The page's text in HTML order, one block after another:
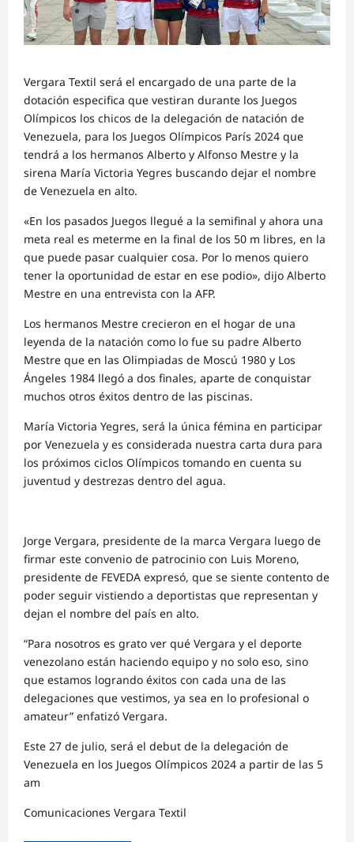
Vergara Textil será el encargado de una parte de la
dotación especifica que vestiran durante los Juegos
Olímpicos los chicos de la delegación de natación de
Venezuela, para los Juegos Olímpicos París 2024 que
tendrá a los hermanos Alberto y Alfonso Mestre y la
sirena María Victoria Yegres buscando dejar el nombre
de Venezuela en alto.
«En los pasados Juegos llegué a la semifinal y ahora una
meta real es meterme en la final de los 50 m libres, en la
que puede pasar cualquier cosa. Por lo menos quiero
tener la oportunidad de estar en ese podio», dijo Alberto
Mestre en una entrevista con la AFP.
Los hermanos Mestre crecieron en el hogar de una
leyenda de la natación como lo fue su padre Alberto
Mestre que en las Olimpiadas de Moscú 1980 y Los
Ángeles 1984 llegó a dos finales, aparte de conquistar
muchos otros éxitos dentro de las piscinas.
María Victoria Yegres, será la única fémina en participar
por Venezuela y es considerada nuestra carta dura para
los próximos ciclos Olímpicos tomando en cuenta su
juventud y destrezas dentro del agua.
Jorge Vergara, presidente de la marca Vergara luego de
firmar este convenio de patrocinio con Luis Moreno,
presidente de FEVEDA expresó, que se siente contento de
poder seguir vistiendo a deportistas que representan y
dejan el nombre del país en alto.
“Para nosotros es grato ver qué Vergara y el deporte
venezolano están haciendo equipo y no solo eso, sino
que estamos logrando éxitos con cada una de las
delegaciones que vestimos, ya sea en lo profesional o
amateur” enfatizó Vergara.
Este 27 de julio, será el debut de la delegación de
Venezuela en los Juegos Olímpicos 2024 a partir de las 5
am
Comunicaciones Vergara Textil